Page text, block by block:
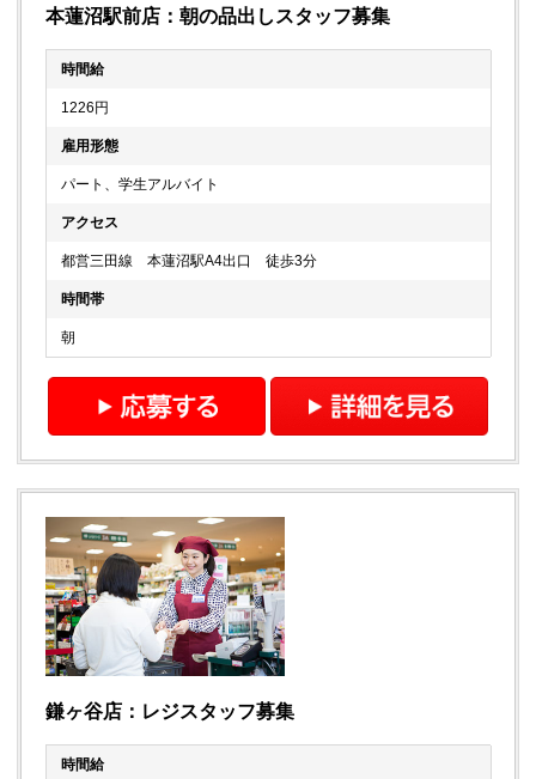
本蓮沼駅前店：朝の品出しスタッフ募集
時間給
1226円
雇用形態
パート、学生アルバイト
アクセス
都営三田線 本蓮沼駅A4出口 徒歩3分
時間帯
朝
鎌ヶ谷店：レジスタッフ募集
時間給